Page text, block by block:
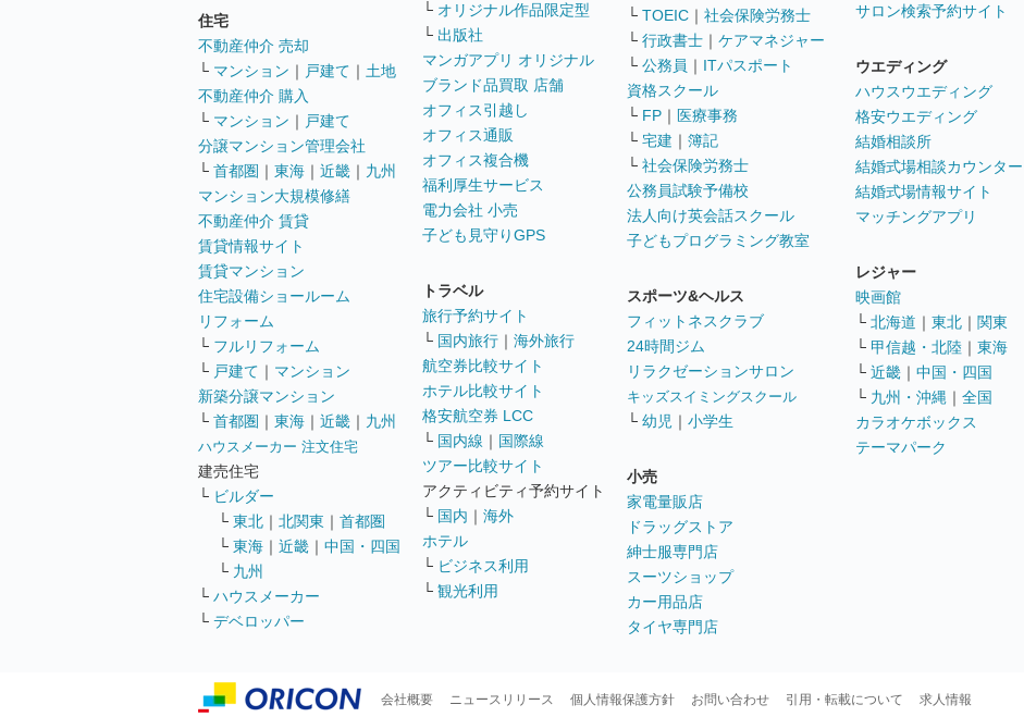
住宅
不動産仲介 売却
└ マンション ｜ 戸建て ｜ 土地
不動産仲介 購入
└ マンション ｜ 戸建て
分譲マンション管理会社
└ 首都圏 ｜ 東海 ｜ 近畿 ｜ 九州
マンション大規模修繕
不動産仲介 賃貸
賃貸情報サイト
賃貸マンション
住宅設備ショールーム
リフォーム
└ フルリフォーム
└ 戸建て ｜ マンション
新築分譲マンション
└ 首都圏 ｜ 東海 ｜ 近畿 ｜ 九州
ハウスメーカー 注文住宅
建売住宅
└ ビルダー
└ 東北 ｜ 北関東 ｜ 首都圏
└ 東海 ｜ 近畿 ｜ 中国・四国
└ 九州
└ ハウスメーカー
└ デベロッパー
└ オリジナル作品限定型
└ 出版社
マンガアプリ オリジナル
ブランド品買取 店舗
オフィス引越し
オフィス通販
オフィス複合機
福利厚生サービス
電力会社 小売
子ども見守りGPS
トラベル
旅行予約サイト
└ 国内旅行 ｜ 海外旅行
航空券比較サイト
ホテル比較サイト
格安航空券 LCC
└ 国内線 ｜ 国際線
ツアー比較サイト
アクティビティ予約サイト
└ 国内 ｜ 海外
ホテル
└ ビジネス利用
└ 観光利用
└ TOEIC ｜ 社会保険労務士
└ 行政書士 ｜ ケアマネジャー
└ 公務員 ｜ ITパスポート
資格スクール
└ FP ｜ 医療事務
└ 宅建 ｜ 簿記
└ 社会保険労務士
公務員試験予備校
法人向け英会話スクール
子どもプログラミング教室
スポーツ&ヘルス
フィットネスクラブ
24時間ジム
リラクゼーションサロン
キッズスイミングスクール
└ 幼児 ｜ 小学生
小売
家電量販店
ドラッグストア
紳士服専門店
スーツショップ
カー用品店
タイヤ専門店
サロン検索予約サイト
ウエディング
ハウスウエディング
格安ウエディング
結婚相談所
結婚式場相談カウンター
結婚式場情報サイト
マッチングアプリ
レジャー
映画館
└ 北海道 ｜ 東北 ｜ 関東
└ 甲信越・北陸 ｜ 東海
└ 近畿 ｜ 中国・四国
└ 九州・沖縄 ｜ 全国
カラオケボックス
テーマパーク
会社概要 ニュースリリース 個人情報保護方針 お問い合わせ 引用・転載について 求人情報